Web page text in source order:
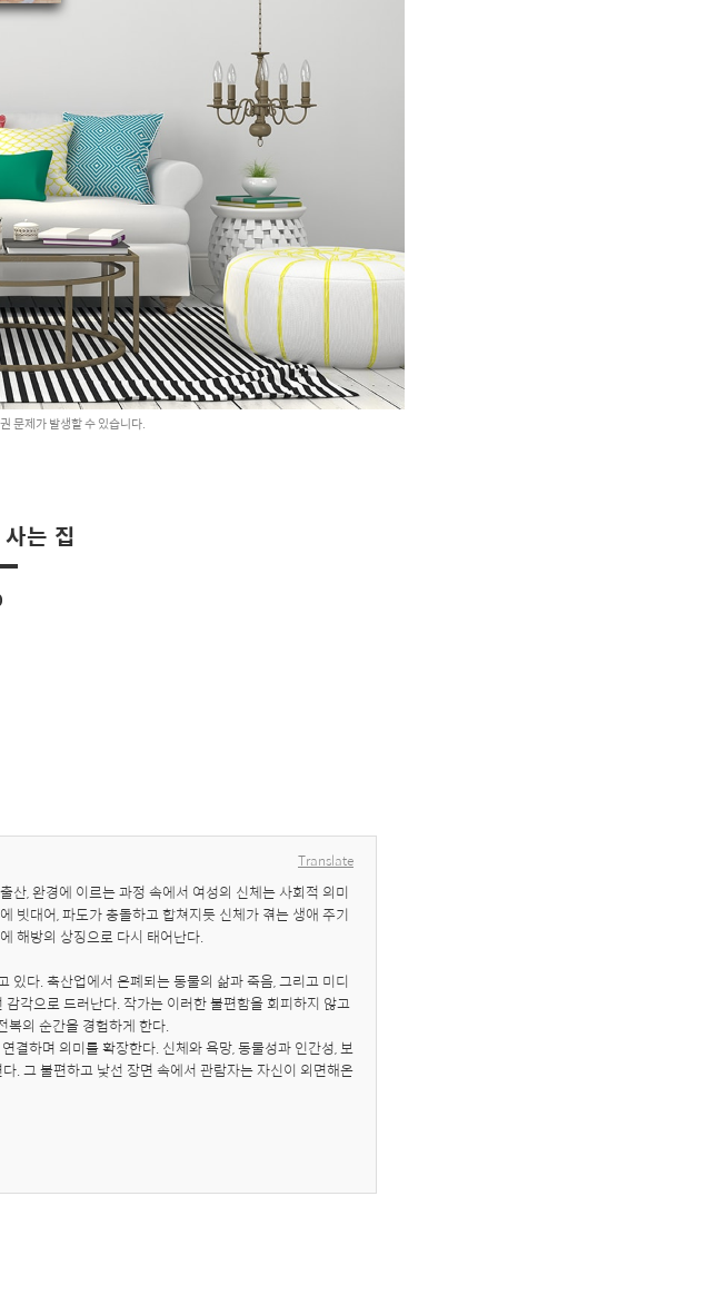
문제가 발생할 수 있습니다.
는 집
Translate
산, 완경에 이르는 과정 속에서 여성의 신체는 사회적 의미
빗대어, 파도가 충돌하고 합쳐지듯 신체가 겪는 생애 주기
해방의 상징으로 다시 태어난다.
다. 축산업에서 은폐되는 동물의 삶과 죽음, 그리고 미디
각으로 드러난다. 작가는 이러한 불편함을 회피하지 않고
복의 순간을 경험하게 한다.
결하며 의미를 확장한다. 신체와 욕망, 동물성과 인간성, 보
. 그 불편하고 낯선 장면 속에서 관람자는 자신이 외면해온